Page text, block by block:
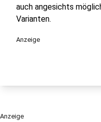
auch angesichts
Varianten.
Anzeige
Anzeige